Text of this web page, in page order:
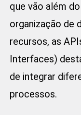
que vão além
organização de
recursos, as
Interfaces)
de integrar
processos.